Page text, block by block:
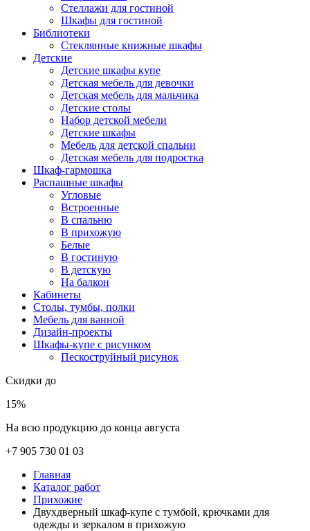
Стеллажи для гостиной
Шкафы для гостиной
Библиотеки
Стеклянные книжные шкафы
Детские
Детские шкафы купе
Детская мебель для девочки
Детская мебель для мальчика
Детские столы
Набор детской мебели
Детские шкафы
Мебель для детской спальни
Детская мебель для подростка
Шкаф-гармошка
Распашные шкафы
Угловые
Встроенные
В спальню
В прихожую
Белые
В гостиную
В детскую
На балкон
Кабинеты
Столы, тумбы, полки
Мебель для ванной
Дизайн-проекты
Шкафы-купе с рисунком
Пескоструйный рисунок
Скидки до
15%
На всю продукцию до конца августа
+7 905 730 01 03
Главная
Каталог работ
Прихожие
Двухдверный шкаф-купе с тумбой, крючками для
одежды и зеркалом в прихожую